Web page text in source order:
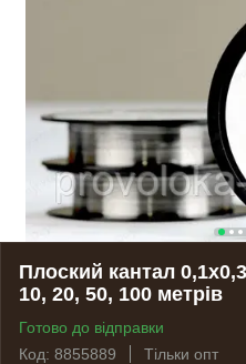
Плоский кантал
10, 20, 50, 100 метрів
Готово до відправки
Код: 8855889
Тільки опт